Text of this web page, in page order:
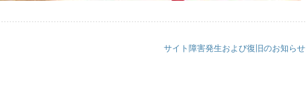
サイト障害発生および復旧のお知らせ